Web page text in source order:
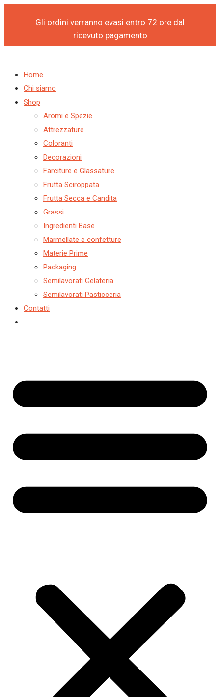
Gli ordini verranno evasi entro 72 ore dal
ricevuto pagamento
Vai
Home
Chi siamo
Shop
Aromi e Spezie
Attrezzature
Coloranti
Decorazioni
Farciture e Glassature
Frutta Sciroppata
Frutta Secca e Candita
Grassi
Ingredienti Base
Marmellate e confetture
Materie Prime
Packaging
Semilavorati Gelateria
Semilavorati Pasticceria
Contatti
Products
Products
FLACONE
IDROSOLUBILE
BRILLANTE
150
COVE